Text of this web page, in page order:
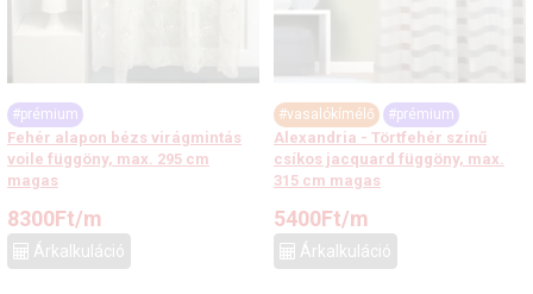
#prémium
Fehér alapon bézs virágmintás
voile függöny, max. 295 cm
magas
8300Ft/m
Árkalkuláció
#vasalókímélő #prémium
Alexandria - Törtfehér színű
csíkos jacquard függöny, max.
315 cm magas
5400Ft/m
Árkalkuláció